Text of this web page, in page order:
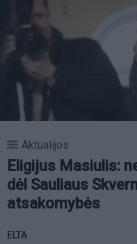
Aktualijos
Eligijus Masiulis:
dėl Sauliaus
atsakomybės
ELTA